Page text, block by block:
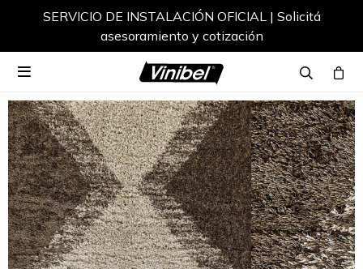
SERVICIO DE INSTALACIÓN OFICIAL | Solicitá
asesoramiento y cotización
